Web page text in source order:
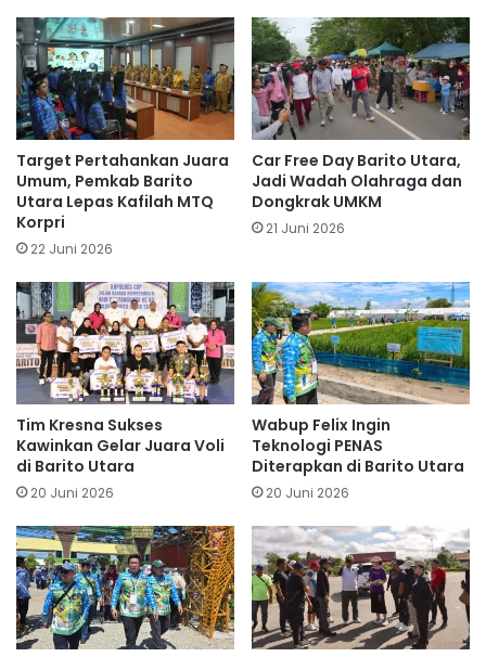
Target Pertahankan Juara
Umum, Pemkab Barito
Utara Lepas Kafilah MTQ
Korpri
22 Juni 2026
Car Free Day Barito Utara,
Jadi Wadah Olahraga dan
Dongkrak UMKM
21 Juni 2026
Tim Kresna Sukses
Kawinkan Gelar Juara Voli
di Barito Utara
20 Juni 2026
Wabup Felix Ingin
Teknologi PENAS
Diterapkan di Barito Utara
20 Juni 2026